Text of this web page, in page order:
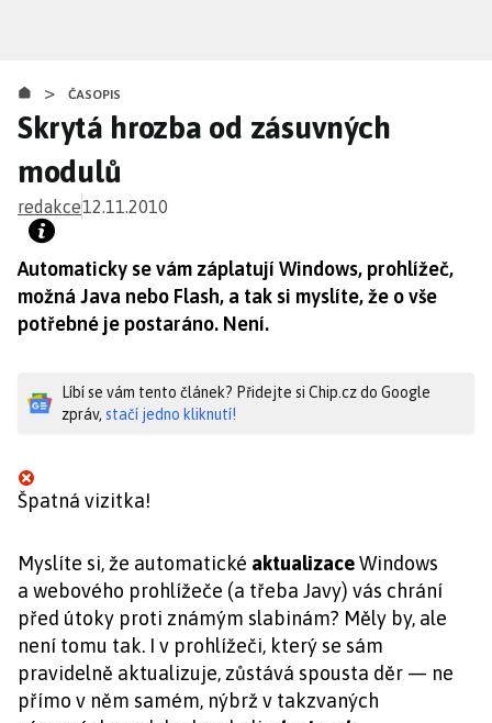
obsahu
> ČASOPIS
Skrytá hrozba od zásuvných
modulů
redakce12.11.2010
Automaticky se vám záplatují Windows, prohlížeč,
možná Java nebo Flash, a tak si myslíte, že o vše
potřebné je postaráno. Není.
Líbí se vám tento článek? Přidejte si Chip.cz do Google
zpráv, stačí jedno kliknutí!
Špatná vizitka!
Myslíte si, že automatické aktualizaceWindows
a webového prohlížeče (a třeba Javy) vás chrání
před útoky proti známým slabinám? Měly by, ale
není tomu tak. I v prohlížeči, který se sám
pravidelně aktualizuje, zůstává spousta děr — ne
přímo v něm samém, nýbrž v takzvaných